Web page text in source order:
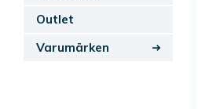
Outlet
Varumärken